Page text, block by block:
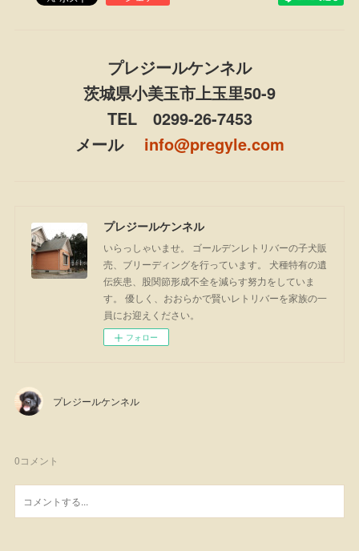
プレジールケンネル
茨城県小美玉市上玉里50-9
TEL 0299-26-7453
メール info@pregyle.com
プレジールケンネル
いらっしゃいませ。 ゴールデンレトリバーの子犬販
売、ブリーディングを行っています。 犬種特有の遺
伝疾患、股関節形成不全を減らす努力をしていま
す。 優しく、おおらかで賢いレトリバーを家族の一
員にお迎えください。
フォロー
プレジールケンネル
0コメント